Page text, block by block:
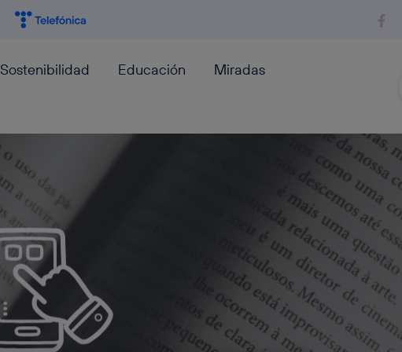
Sostenibilidad Educación
Miradas